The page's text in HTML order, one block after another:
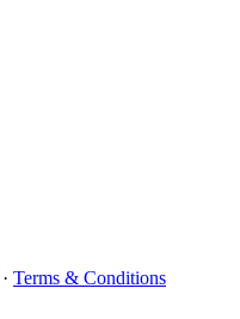
· Terms & Conditions